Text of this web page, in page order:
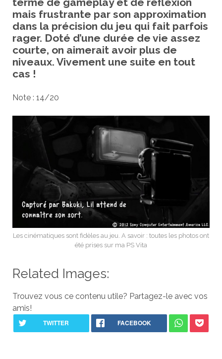
mais frustrante par son approximation
dans la précision du jeu qui fait parfois
rager. Doté d’une durée de vie assez
courte, on aimerait avoir plus de
niveaux. Vivement une suite en tout
cas !
Note : 14/20
Les cinématiques sont fidèles au jeu. A savoir : toutes les photos ont
été prises sur ma PS Vita
Related Images:
Trouvez vous ce contenu utile? Partagez-le avec vos
amis!